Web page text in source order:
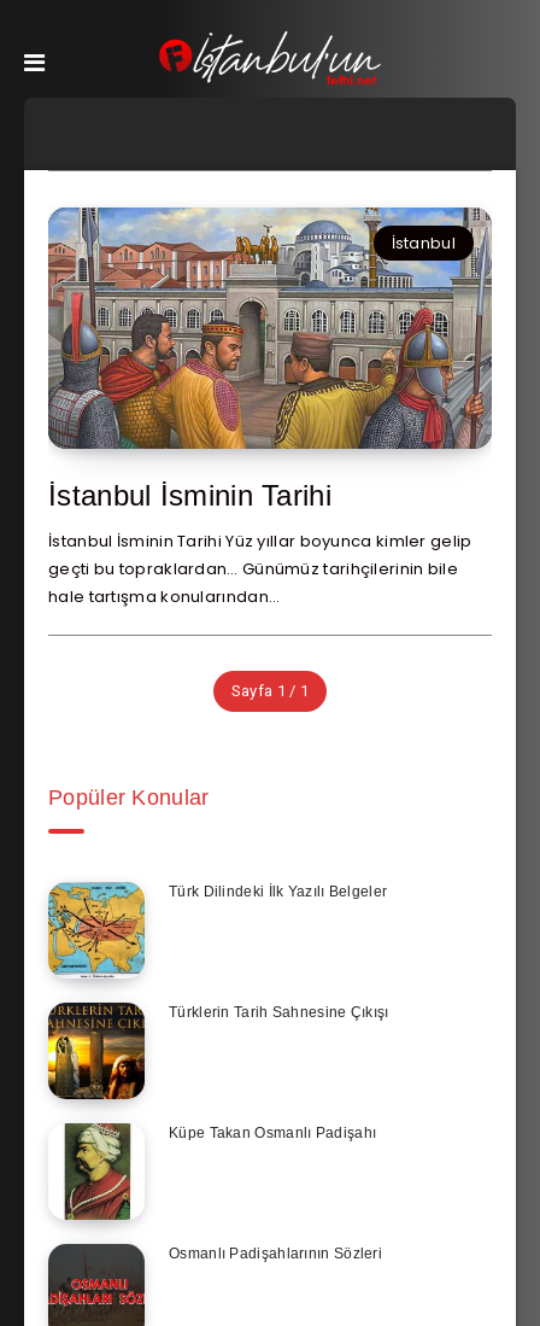
İstanbul
İstanbul İsminin Tarihi
İstanbul İsminin Tarihi Yüz yıllar boyunca kimler gelip
geçti bu topraklardan… Günümüz tarihçilerinin bile
hale tartışma konularından…
Sayfa 1 / 1
Popüler Konular
Türk Dilindeki İlk Yazılı Belgeler
Türklerin Tarih Sahnesine Çıkışı
Küpe Takan Osmanlı Padişahı
Osmanlı Padişahlarının Sözleri